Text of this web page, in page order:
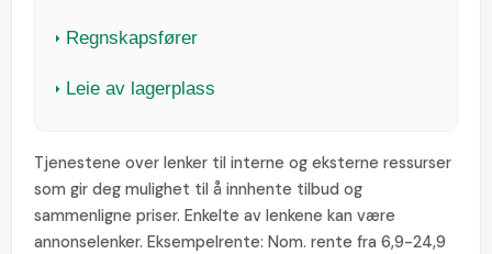
Regnskapsfører
Leie av lagerplass
Tjenestene over lenker til interne og eksterne ressurser
som gir deg mulighet til å innhente tilbud og
sammenligne priser. Enkelte av lenkene kan være
annonselenker. Eksempelrente: Nom. rente fra 6,9-24,9